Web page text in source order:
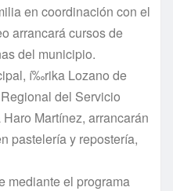
en coordinación con el
arrancará cursos de
del municipio.
í‰rika Lozano de
del Servicio
Martí­nez, arrancarán
pastelerí­a y reposterí­a,
mediante el programa